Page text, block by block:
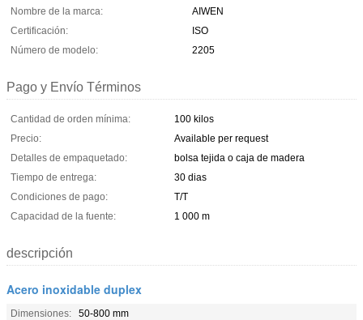
Nombre de la marca:
AIWEN
Certificación:
ISO
Número de modelo:
2205
Pago y Envío Términos
Cantidad de orden mínima:
100 kilos
Precio:
Available per request
Detalles de empaquetado:
bolsa tejida o caja de madera
Tiempo de entrega:
30 dias
Condiciones de pago:
T/T
Capacidad de la fuente:
1 000 m
descripción
Acero inoxidable duplex
Dimensiones:
50-800 mm